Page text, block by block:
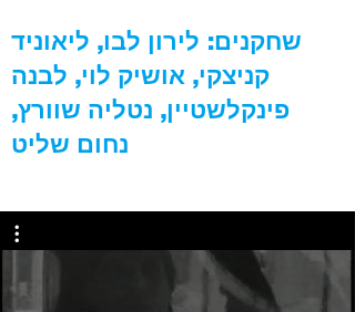
שחקנים: לירון לבו, ליאוניד
קניצקי, אושיק לוי, לבנה
פינקלשטיין, נטליה שוורץ,
נחום שליט